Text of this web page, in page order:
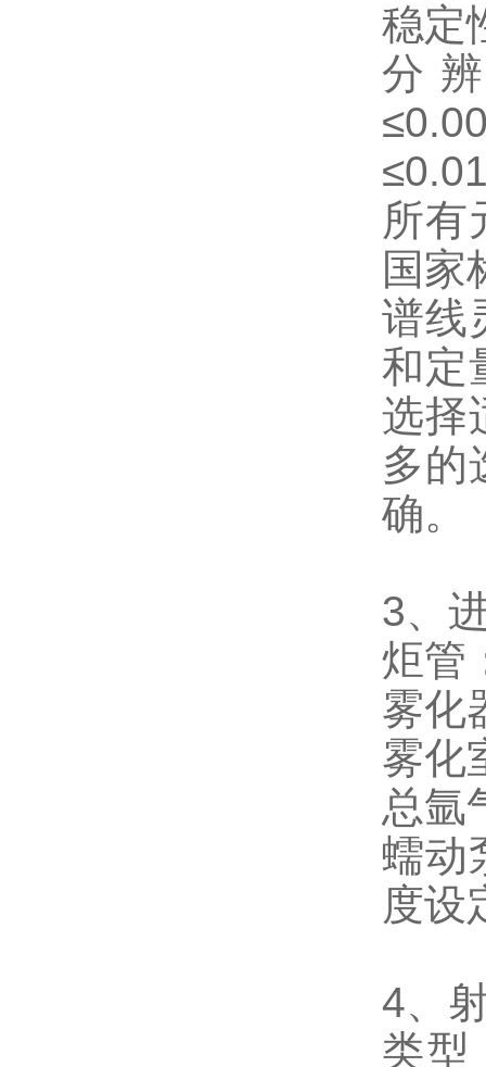
稳定
分
所有
国家
谱线
和定
选择
多的
确。
3、
炬管
雾化
雾化
总氩
蠕动
度设
4、
类型